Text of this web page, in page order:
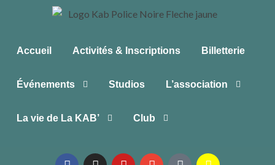
Accueil Activités & Inscriptions Billetterie
Événements Studios L’association
La vie de La KAB’ Club